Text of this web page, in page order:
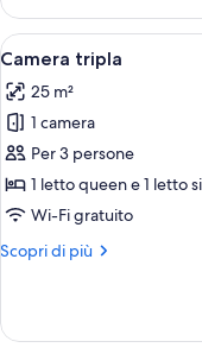
2
letti
singoli
Superior
con
letto
o
2
letti
singoli
Apri
tutte
le
foto
per
Camera
tripla
8
Camera tripla
25 m²
1 camera
Per 3 persone
1 letto queen e 1 letto
Wi-Fi gratuito
Scopri di più
Altri
tripla